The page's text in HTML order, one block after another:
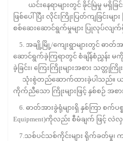
ယင်းနေရာများတွင် ခိုင်မြဲမှု မရှိခြင်း
ဖြစ်ပေါ်ပြီး လိုင်းကြိုးပြတ်ကျခြင်းမျ
စစ်ဆေးဆောင်ရွက်မှုများ ပြုလုပ်လျ
5. အချို့မြို့/ကျေးရွာများတွင် ဓာတ်အ
ဆောင်ရွက်ခဲ့ကြရာတွင် စံချိန်စံညွှန်း မ
ခဲ့ခြင်း၊ ကြေးကြိုးများအစား သတ္တု
သုံးစွဲတည်ဆောက်ထားခဲ့ပါသည်။ ယ
ကိုက်ညီသော ကြိုးများဖြင့် နှစ်စဉ်
6. ဓာတ်အားခွဲရုံများရှိ နှစ်ကြာ စက်ပစ္စ
Equipment)ကိုလည်း စီမံချက် ဖြင့်
7.သစ်ပင်သစ်ကိုင်းများ ရိုက်ခတ်မှု၊ ကျို